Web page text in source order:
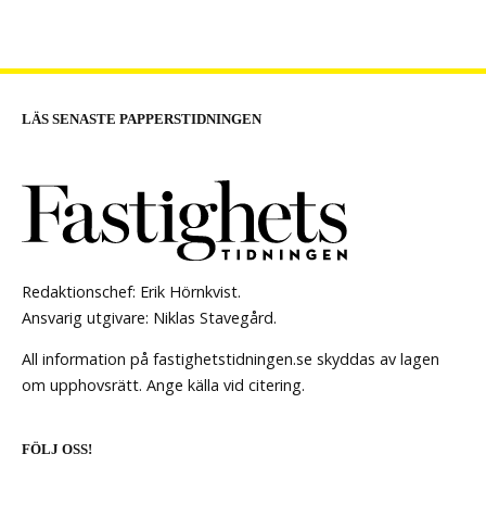
Redaktionschef: Erik Hörnkvist.
Ansvarig utgivare: Niklas Stavegård.
All information på fastighetstidningen.se skyddas av lagen
om upphovsrätt. Ange källa vid citering.
FÖLJ OSS!
LÄS SENASTE PAPPERSTIDNINGEN